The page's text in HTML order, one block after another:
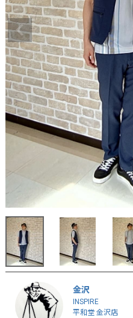
金沢
INSPIRE
平和堂 金沢店